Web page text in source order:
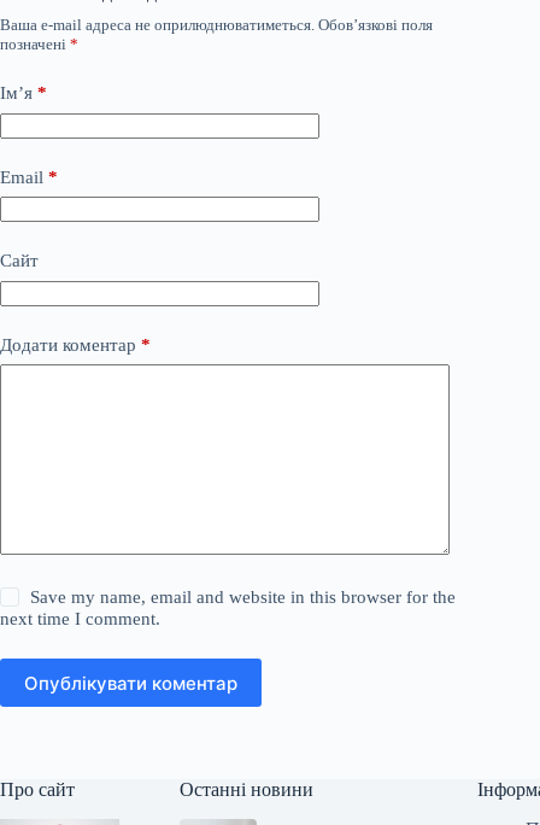
Ваша e-mail адреса не оприлюднюватиметься. Обов’язкові поля
позначені *
Ім’я *
Email *
Сайт
Додати коментар *
Save my name, email and website in this browser for the
next time I comment.
Опублікувати коментар
Про сайт Останні новини